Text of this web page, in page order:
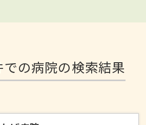
の病院の検索結果